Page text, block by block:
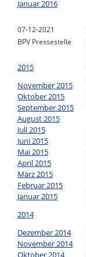
07-12-2021
BPV Pressestelle
Januar 2016
2015
November 2015
Oktober 2015
September 2015
August 2015
Juli 2015
Juni 2015
Mai 2015
April 2015
März 2015
Februar 2015
Januar 2015
2014
Dezember 2014
November 2014
Oktober 2014